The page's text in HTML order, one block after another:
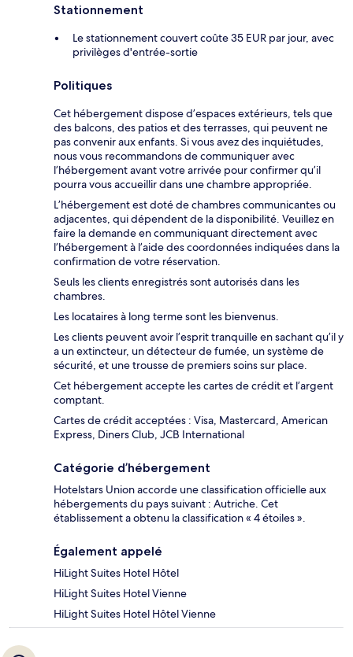
Stationnement
Le stationnement couvert coûte 35 EUR par jour, avec
privilèges d'entrée-sortie
Politiques
Cet hébergement dispose d’espaces extérieurs, tels que
des balcons, des patios et des terrasses, qui peuvent ne
pas convenir aux enfants. Si vous avez des inquiétudes,
nous vous recommandons de communiquer avec
l’hébergement avant votre arrivée pour confirmer qu’il
pourra vous accueillir dans une chambre appropriée.
L’hébergement est doté de chambres communicantes ou
adjacentes, qui dépendent de la disponibilité. Veuillez en
faire la demande en communiquant directement avec
l’hébergement à l’aide des coordonnées indiquées dans la
confirmation de votre réservation.
Seuls les clients enregistrés sont autorisés dans les
chambres.
Les locataires à long terme sont les bienvenus.
Les clients peuvent avoir l’esprit tranquille en sachant qu’il y
a un extincteur, un détecteur de fumée, un système de
sécurité, et une trousse de premiers soins sur place.
Cet hébergement accepte les cartes de crédit et l’argent
comptant.
Cartes de crédit acceptées : Visa, Mastercard, American
Express, Diners Club, JCB International
Catégorie d’hébergement
Hotelstars Union accorde une classification officielle aux
hébergements du pays suivant : Autriche. Cet
établissement a obtenu la classification « 4 étoiles ».
Également appelé
HiLight Suites Hotel Hôtel
HiLight Suites Hotel Vienne
HiLight Suites Hotel Hôtel Vienne